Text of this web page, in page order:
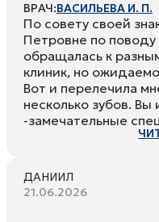
ВРАЧ:ВАСИЛЬЕВА И. П.
По совету своей
Петровне по поводу
обращалась к
клиник, но
Вот и перелечила
несколько зубов.
-замечательные
ДАНИИЛ
21.06.2026